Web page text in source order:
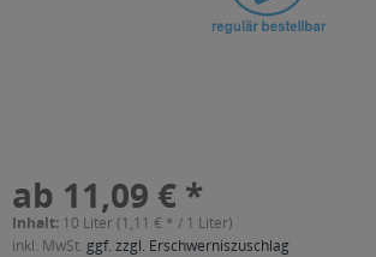
ab 11,09 € *
Inhalt: 10 Liter (1,11 € * / 1 Liter)
inkl. MwSt. ggf. zzgl. Erschwerniszuschlag